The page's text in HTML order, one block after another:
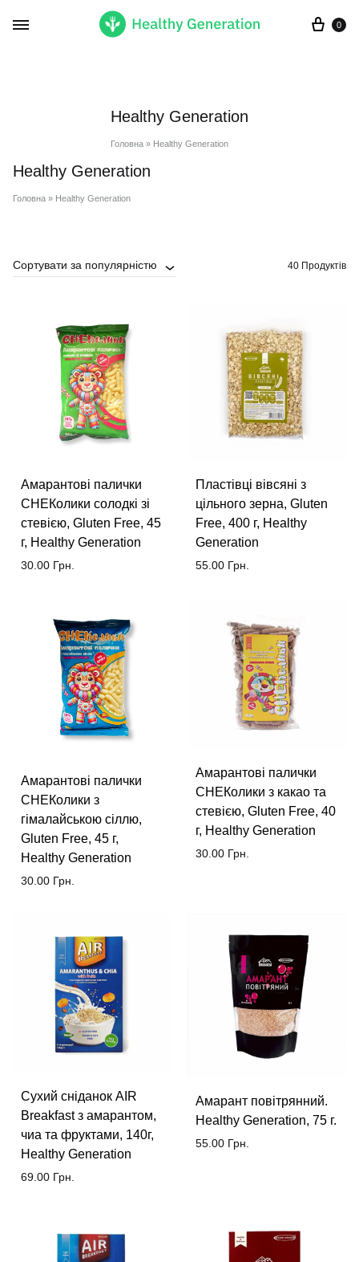
0
Healthy Generation
Головна » Healthy Generation
Healthy Generation
Головна » Healthy Generation
Сортувати за популярністю 40 Продуктів
Амарантові палички
СНЕКолики солодкі зі
стевією, Gluten Free, 45
г, Healthy Generation
30.00 Грн.
Пластівці вівсяні з
цільного зерна, Gluten
Free, 400 г, Healthy
Generation
55.00 Грн.
Амарантові палички
СНЕКолики з
гімалайською сіллю,
Gluten Free, 45 г,
Healthy Generation
30.00 Грн.
Амарантові палички
СНЕКолики з какао та
стевією, Gluten Free, 40
г, Healthy Generation
30.00 Грн.
Сухий сніданок AIR
Breakfast з амарантом,
чиа та фруктами, 140г,
Healthy Generation
69.00 Грн.
Амарант повітрянний.
Healthy Generation, 75 г.
55.00 Грн.